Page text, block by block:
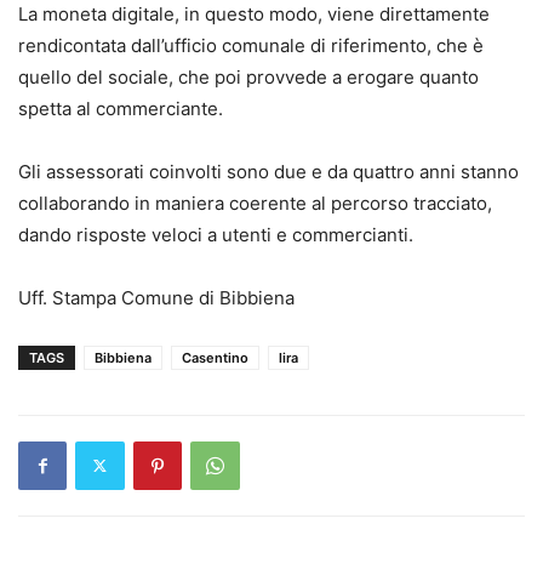
La moneta digitale, in questo modo, viene direttamente
rendicontata dall’ufficio comunale di riferimento, che è
quello del sociale, che poi provvede a erogare quanto
spetta al commerciante.
Gli assessorati coinvolti sono due e da quattro anni stanno
collaborando in maniera coerente al percorso tracciato,
dando risposte veloci a utenti e commercianti.
Uff. Stampa Comune di Bibbiena
TAGS Bibbiena Casentino lira